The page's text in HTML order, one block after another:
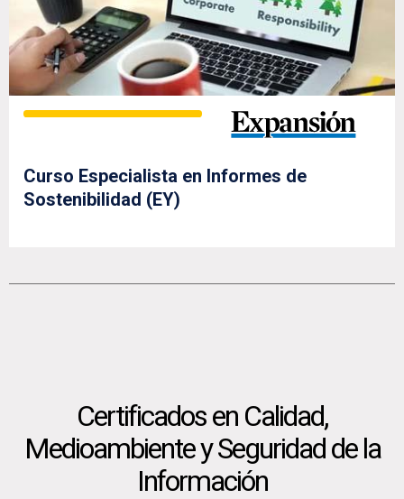
Curso Especialista en Informes de
Sostenibilidad (EY)
Certificados en Calidad,
Medioambiente y Seguridad de la
Información